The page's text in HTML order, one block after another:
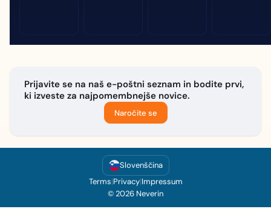
Prijavite se na naš e-poštni seznam in bodite prvi,
ki izveste za najpomembnejše novice.
Naročite se
Slovenščina
Terms|Privacy|Impressum
© 2026 Neverin